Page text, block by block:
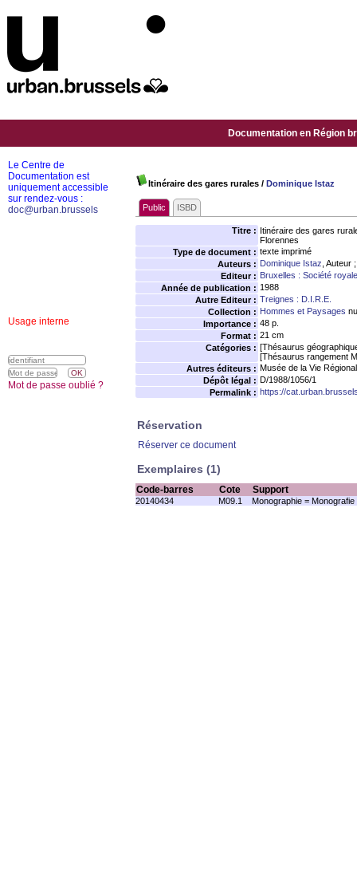
Documentation en Région
Itinéraire des gares rurales / Dominique Istaz
Public ISBD
Titre : Itinéraire des gares
Florennes
Type de document : texte imprimé
Auteurs : Dominique Istaz , Auteur
Editeur : Bruxelles : Société
Année de publication : 1988
Autre Editeur : Treignes : D.I.R.E.
Collection : Hommes et Paysages
Importance : 48 p.
Format : 21 cm
Catégories : [Thésaurus
[Thésaurus rangement
Autres éditeurs : Musée de la Vie
Dépôt légal : D/1988/1056/1
Permalink : https://
Réservation
Réserver ce document
Exemplaires (1)
Code-barres Cote Support
20140434 M09.1 Monographie = Monografie
Le Centre de
Documentation est
uniquement accessible
sur rendez-vous :
doc@urban.brussels
Usage interne
Mot de passe oublié ?